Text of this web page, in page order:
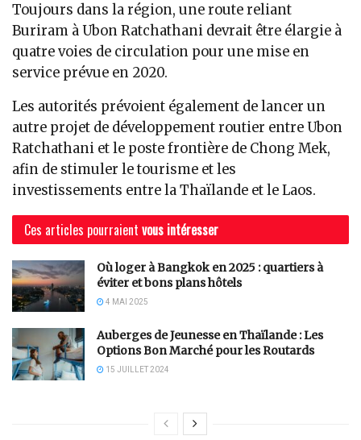
Toujours dans la région, une route reliant
Buriram à Ubon Ratchathani devrait être élargie à
quatre voies de circulation pour une mise en
service prévue en 2020.
Les autorités prévoient également de lancer un
autre projet de développement routier entre Ubon
Ratchathani et le poste frontière de Chong Mek,
afin de stimuler le tourisme et les
investissements entre la Thaïlande et le Laos.
Ces articles pourraient vous intéresser
Où loger à Bangkok en 2025 : quartiers à
éviter et bons plans hôtels
4 MAI 2025
Auberges de Jeunesse en Thaïlande : Les
Options Bon Marché pour les Routards
15 JUILLET 2024